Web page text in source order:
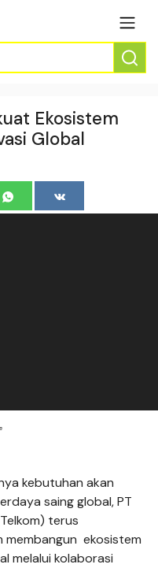
Ekosistem
Global
kebutuhan akan
saing global, PT
terus
membangun ekosistem
melalui kolaborasi